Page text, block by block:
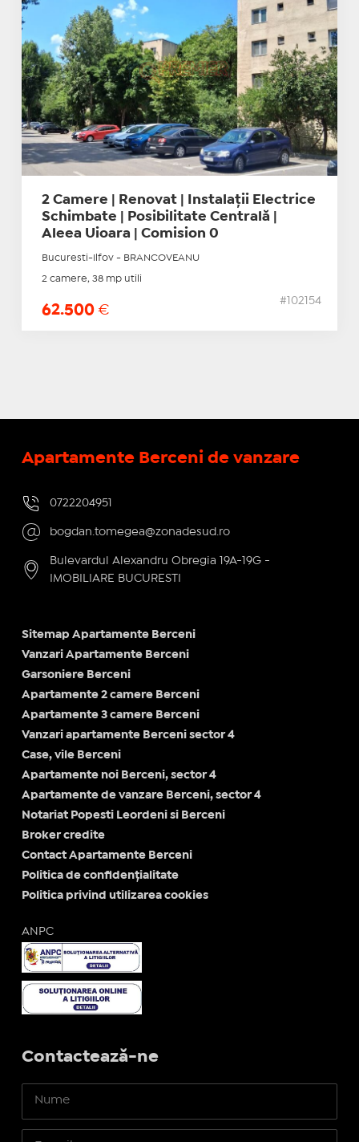
2 Camere | Renovat | Instalații Electrice
Schimbate | Posibilitate Centrală |
Aleea Uioara | Comision 0
Bucuresti-Ilfov - BRANCOVEANU
2 camere, 38 mp utili
62.500 €
#102154
Apartamente Berceni de vanzare
0722204951
bogdan.tomegea@zonadesud.ro
Bulevardul Alexandru Obregia 19A-19G -
IMOBILIARE BUCURESTI
Sitemap Apartamente Berceni
Vanzari Apartamente Berceni
Garsoniere Berceni
Apartamente 2 camere Berceni
Apartamente 3 camere Berceni
Vanzari apartamente Berceni sector 4
Case, vile Berceni
Apartamente noi Berceni, sector 4
Apartamente de vanzare Berceni, sector 4
Notariat Popesti Leordeni si Berceni
Broker credite
Contact Apartamente Berceni
Politica de confidențialitate
Politica privind utilizarea cookies
ANPC
Contactează-ne